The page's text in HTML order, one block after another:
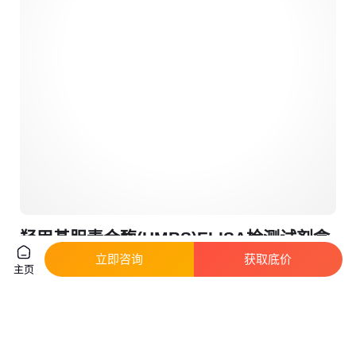
羟甲基胆素合酶(HMBS)ELISA检测试剂盒
灵敏度高A101777
主页
立即咨询 获取底价